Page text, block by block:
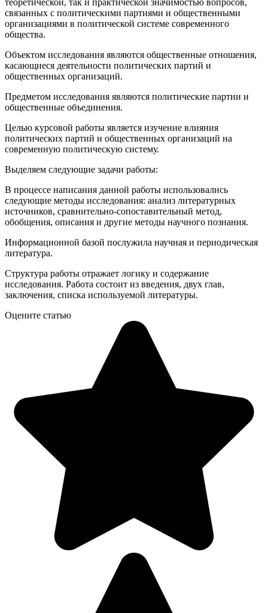
теоретической, так и практической значимостью вопросов,
связанных с политическими партиями и общественными
организациями в политической системе современного
общества.
Объектом исследования являются общественные отношения,
касающиеся деятельности политических партий и
общественных организаций.
Предметом исследования являются политические партии и
общественные объединения.
Целью курсовой работы является изучение влияния
политических партий и общественных организаций на
современную политическую систему.
Выделяем следующие задачи работы:
В процессе написания данной работы использовались
следующие методы исследования: анализ литературных
источников, сравнительно-сопоставительный метод,
обобщения, описания и другие методы научного познания.
Информационной базой послужила научная и периодическая
литература.
Структура работы отражает логику и содержание
исследования. Работа состоит из введения, двух глав,
заключения, списка используемой литературы.
Оцените статью